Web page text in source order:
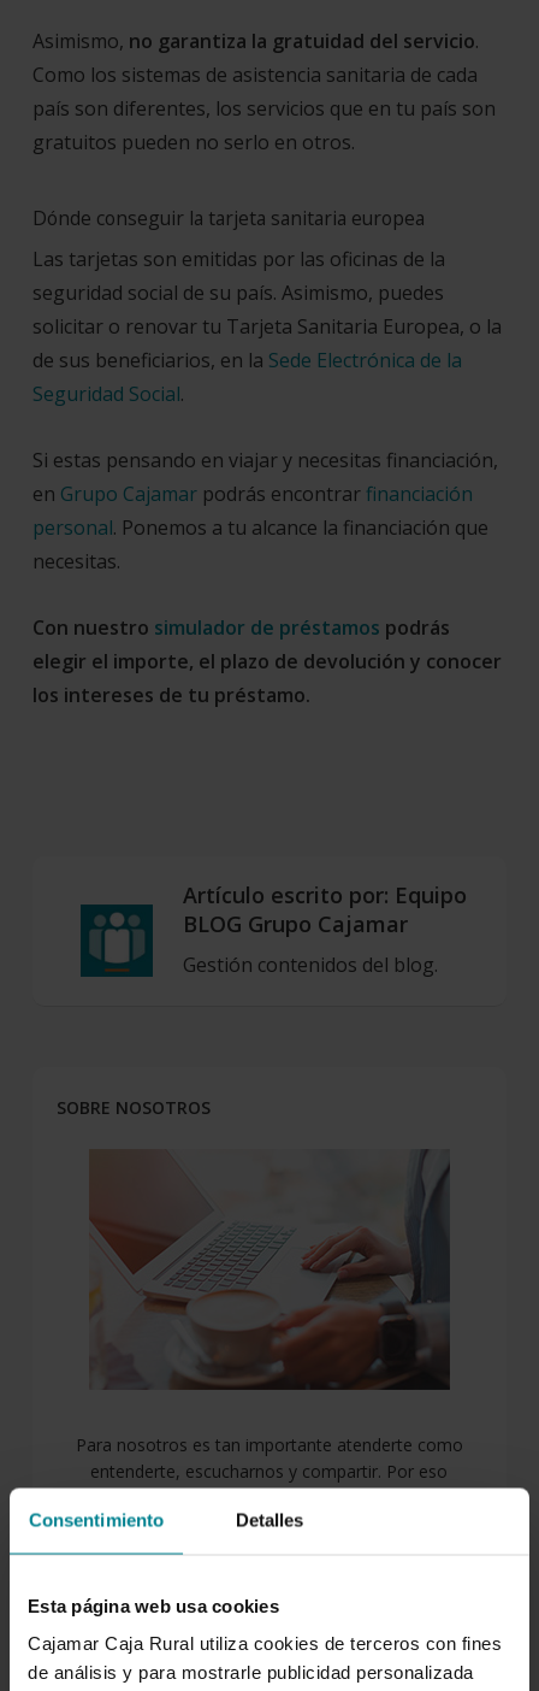
Consentimiento Detalles
Esta página web usa cookies
Cajamar Caja Rural utiliza cookies de terceros con fines
de análisis y para mostrarle publicidad personalizada
Asimismo, no garantiza la gratuidad del servicio.
Como los sistemas de asistencia sanitaria de cada
país son diferentes, los servicios que en tu país son
gratuitos pueden no serlo en otros.
Dónde conseguir la tarjeta sanitaria europea
Las tarjetas son emitidas por las oficinas de la
seguridad social de su país. Asimismo, puedes
solicitar o renovar tu Tarjeta Sanitaria Europea, o la
de sus beneficiarios, en la Sede Electrónica de la
Seguridad Social.
Si estas pensando en viajar y necesitas financiación,
en Grupo Cajamarpodrás encontrar financiación
personal. Ponemos a tu alcance la financiación que
necesitas.
Con nuestro simulador de préstamos podrás
elegir el importe, el plazo de devolución y conocer
los intereses de tu préstamo.
Artículo escrito por: Equipo
BLOG Grupo Cajamar
Gestión contenidos del blog.
SOBRE NOSOTROS
Para nosotros es tan importante atenderte como
entenderte, escucharnos y compartir. Por eso
conocimiento se comparte. Forma parte de nuestro
SÍGUENOS